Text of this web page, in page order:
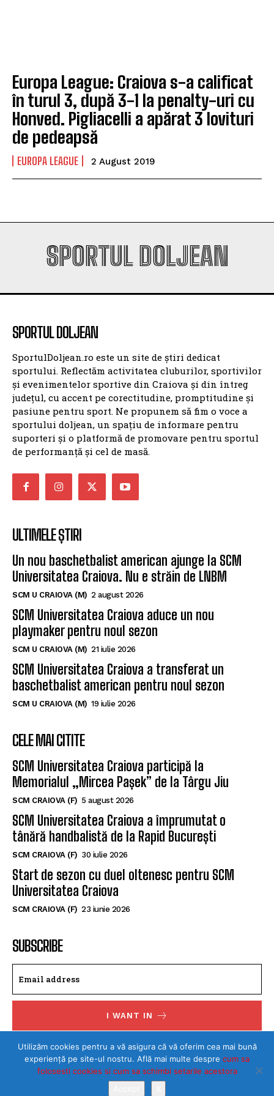
Europa League: Craiova s-a calificat
în turul 3, după 3-1 la penalty-uri cu
Honved. Pigliacelli a apărat 3 lovituri
de pedeapsă
EUROPA LEAGUE 2 August 2019
SPORTUL DOLJEAN
SPORTUL DOLJEAN
SportulDoljean.ro este un site de știri dedicat
sportului. Reflectăm activitatea cluburilor, sportivilor
și evenimentelor sportive din Craiova și din întreg
județul, cu accent pe corectitudine, promptitudine și
pasiune pentru sport. Ne propunem să fim o voce a
sportului doljean, un spațiu de informare pentru
suporteri și o platformă de promovare pentru sportul
de performanță și cel de masă.
ULTIMELE ȘTIRI
Un nou baschetbalist american ajunge la SCM
Universitatea Craiova. Nu e străin de LNBM
SCM U CRAIOVA (M) 2 august 2026
SCM Universitatea Craiova aduce un nou
playmaker pentru noul sezon
SCM U CRAIOVA (M) 21 iulie 2026
SCM Universitatea Craiova a transferat un
baschetbalist american pentru noul sezon
SCM U CRAIOVA (M) 19 iulie 2026
CELE MAI CITITE
SCM Universitatea Craiova participă la
Memorialul „Mircea Pașek” de la Târgu Jiu
SCM CRAIOVA (F) 5 august 2026
SCM Universitatea Craiova a împrumutat o
tânără handbalistă de la Rapid București
SCM CRAIOVA (F) 30 iulie 2026
Start de sezon cu duel oltenesc pentru SCM
Universitatea Craiova
SCM CRAIOVA (F) 23 iunie 2026
SUBSCRIBE
I WANT IN
I've read and accept thePrivacy Policy.
Utilizăm cookies pentru a vă asigura că vă oferim cea mai bună
experiență pe site-ul nostru. Află mai multe despre cum sa
folosesti cookies si cum sa schimbi setarile acestora